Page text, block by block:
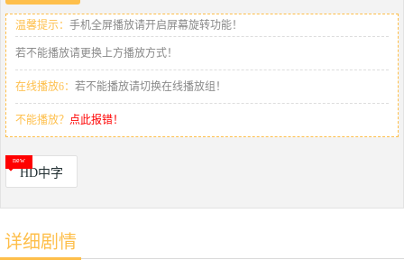
温馨提示： 手机全屏播放请开启屏幕旋转功能！
若不能播放请更换上方播放方式！
在线播放6： 若不能播放请切换在线播放组！
不能播放？ 点此报错！
HD中字
详细剧情